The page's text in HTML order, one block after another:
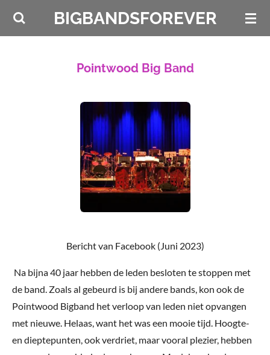
Ga
BIGBANDSFOREVER
Pointwood Big Band
Bericht van Facebook (Juni 2023)
Na bijna 40 jaar hebben de leden besloten te stoppen met
de band. Zoals al gebeurd is bij andere bands, kon ook de
Pointwood Bigband het verloop van leden niet opvangen
met nieuwe. Helaas, want het was een mooie tijd. Hoogte-
en dieptepunten, ook verdriet, maar vooral plezier, hebben